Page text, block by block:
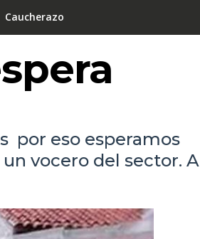
Caucherazo
por eso esperamos
vocero del sector. A